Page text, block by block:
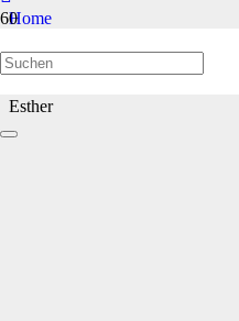
Home
Welpen/Junghunde bis 1 Jahr
Esther